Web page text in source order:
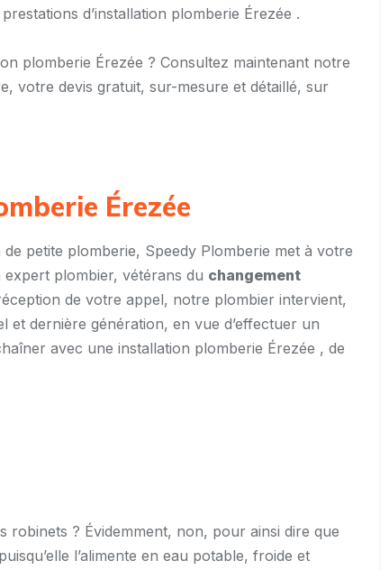
d’installation plomberie Érezée .
plomberie Érezée ? Consultez maintenant notre
votre devis gratuit, sur-mesure et détaillé, sur
Érezée
petite plomberie, Speedy Plomberie met à votre
plombier, vétérans du changement
de votre appel, notre plombier intervient,
et dernière génération, en vue d’effectuer un
avec une installation plomberie Érezée , de
robinets ? Évidemment, non, pour ainsi dire que
l’alimente en eau potable, froide et